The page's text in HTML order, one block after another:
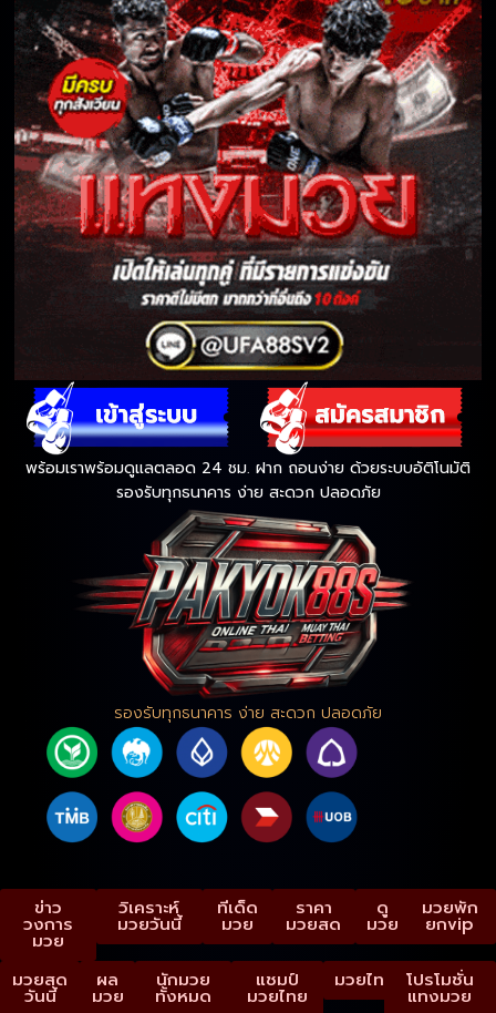
พร้อมเราพร้อมดูแลตลอด 24 ชม. ฝาก ถอนง่าย ด้วยระบบอัติโนมัติ
รองรับทุกธนาคาร ง่าย สะดวก ปลอดภัย
รองรับทุกธนาคาร ง่าย สะดวก ปลอดภัย
ข่าว
วงการ
มวย
วิเคราะห์
มวยวันนี้
ทีเด็ด
มวย
ราคา
มวยสด
ดู
มวย
มวยพัก
ยกvip
มวยสด
วันนี้
ผล
มวย
นักมวย
ทั้งหมด
แชมป์
มวยไทย
มวยไทย โปรโมชั่น
แทงมวย